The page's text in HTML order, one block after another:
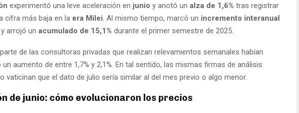
experimentó una leve aceleración en junio y anotó un alza de 1,6% tras registrar
cifra más baja en la era Milei . Al mismo tiempo, marcó un incremento interanual
y arrojó un acumulado de 15,1% durante el primer semestre de 2025.
de las consultoras privadas que realizan relevamientos semanales habían
un aumento de entre 1,7% y 2,1%. En tal sentido, las mismas firmas de análisis
vaticinan que el dato de julio sería similar al del mes previo o algo menor.
de junio: cómo evolucionaron los precios